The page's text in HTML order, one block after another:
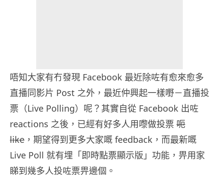
唔知大家有冇發現 Facebook 最近除咗有愈來愈多
直播同影片 Post 之外，最近仲興起一樣嘢－直播投
票（Live Polling）呢？其實自從 Facebook 出咗
reactions 之後，已經有好多人用嚟做投票 呃
like ，期望得到更多大家嘅 feedback，而最新嘅
Live Poll 就有埋「即時點票顯示版」功能，畀用家
睇到幾多人投咗票畀邊個。